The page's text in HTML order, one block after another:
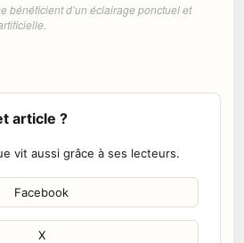
bénéficient d’un éclairage ponctuel et
article ?
vit aussi grâce à ses lecteurs.
Facebook
X